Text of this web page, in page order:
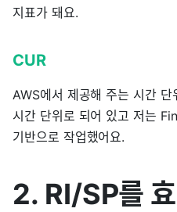
지표가 돼요.
CUR
AWS에서 제공해 주는 시간
시간 단위로 되어 있고 저는
기반으로 작업했어요.
2. RI/SP를